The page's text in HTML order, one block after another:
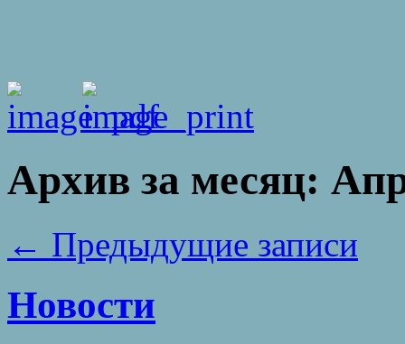
Архив за месяц:
← Предыдущие записи
Новости